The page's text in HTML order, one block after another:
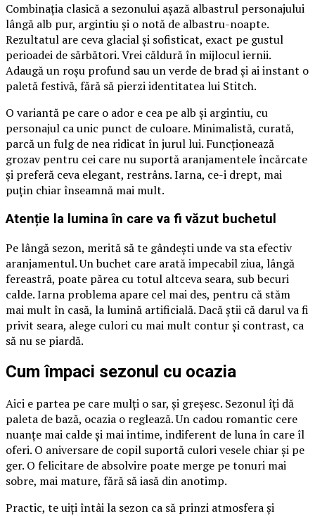
Combinația clasică a sezonului așază albastrul personajului
lângă alb pur, argintiu și o notă de albastru-noapte.
Rezultatul are ceva glacial și sofisticat, exact pe gustul
perioadei de sărbători. Vrei căldură în mijlocul iernii.
Adaugă un roșu profund sau un verde de brad și ai instant o
paletă festivă, fără să pierzi identitatea lui Stitch.
O variantă pe care o ador e cea pe alb și argintiu, cu
personajul ca unic punct de culoare. Minimalistă, curată,
parcă un fulg de nea ridicat în jurul lui. Funcționează
grozav pentru cei care nu suportă aranjamentele încărcate
și preferă ceva elegant, restrâns. Iarna, ce-i drept, mai
puțin chiar înseamnă mai mult.
Atenție la lumina în care va fi văzut buchetul
Pe lângă sezon, merită să te gândești unde va sta efectiv
aranjamentul. Un buchet care arată impecabil ziua, lângă
fereastră, poate părea cu totul altceva seara, sub becuri
calde. Iarna problema apare cel mai des, pentru că stăm
mai mult în casă, la lumină artificială. Dacă știi că darul va fi
privit seara, alege culori cu mai mult contur și contrast, ca
să nu se piardă.
Cum împaci sezonul cu ocazia
Aici e partea pe care mulți o sar, și greșesc. Sezonul îți dă
paleta de bază, ocazia o reglează. Un cadou romantic cere
nuanțe mai calde și mai intime, indiferent de luna în care îl
oferi. O aniversare de copil suportă culori vesele chiar și pe
ger. O felicitare de absolvire poate merge pe tonuri mai
sobre, mai mature, fără să iasă din anotimp.
Practic, te uiți întâi la sezon ca să prinzi atmosfera și